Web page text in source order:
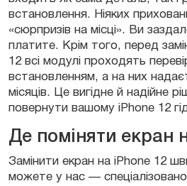
встановлення. Ніяких
«сюрпризів на місці». Ви
платите. Крім того, перед
12 всі модулі проходять
встановленням, а на них
місяців. Це вигідне й надійне
повернути вашому iPhone 12
Де поміняти екран
Замінити екран на iPhone 12
можете у нас —